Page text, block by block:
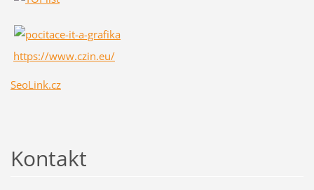
https://www.czin.eu/
SeoLink.cz
Kontakt